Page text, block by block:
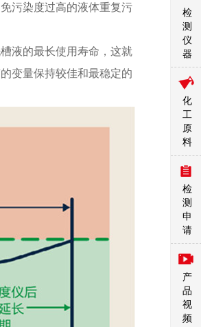
污染度过高的液体重复污
液的最长使用寿命，这就
变量保持较佳和最稳定的
检
测
仪
器
化
工
原
料
检
测
申
请
产
品
视
频